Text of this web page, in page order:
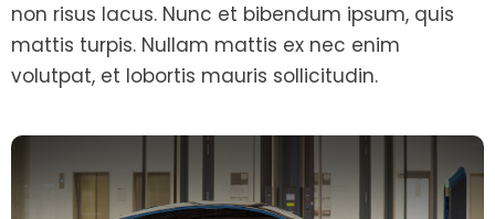
non risus lacus. Nunc et bibendum ipsum, quis
mattis turpis. Nullam mattis ex nec enim
volutpat, et lobortis mauris sollicitudin.